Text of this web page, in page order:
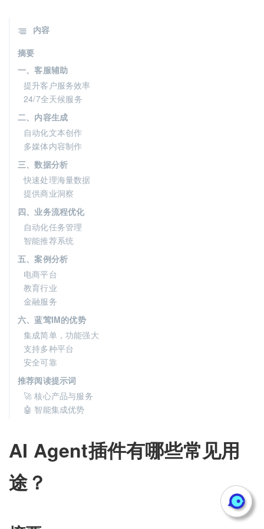
AI Agent插件有哪些常见用
途？
内容
摘要
一、客服辅助
提升客户服务效率
24/7全天候服务
二、内容生成
自动化文本创作
多媒体内容制作
三、数据分析
快速处理海量数据
提供商业洞察
四、业务流程优化
自动化任务管理
智能推荐系统
五、案例分析
电商平台
教育行业
金融服务
六、蓝莺IM的优势
集成简单，功能强大
支持多种平台
安全可靠
推荐阅读提示词
🚀 核心产品与服务
🤖 智能集成优势